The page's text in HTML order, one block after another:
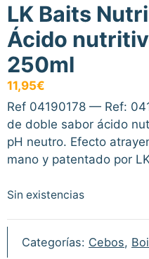
LK Baits
Ácido
250ml
11,95€
Ref 04190178 — Ref:
de doble sabor ácido
pH neutro. Efecto
mano y patentado por
Sin existencias
Categorías: Cebos,